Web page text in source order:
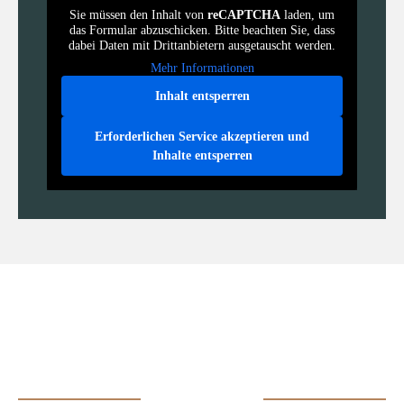
Sie müssen den Inhalt von reCAPTCHA laden, um
das Formular abzuschicken. Bitte beachten Sie, dass
dabei Daten mit Drittanbietern ausgetauscht werden.
Mehr Informationen
Inhalt entsperren
Erforderlichen Service akzeptieren und
Inhalte entsperren